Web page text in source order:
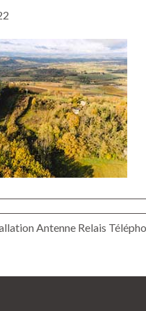
Antenne Relais